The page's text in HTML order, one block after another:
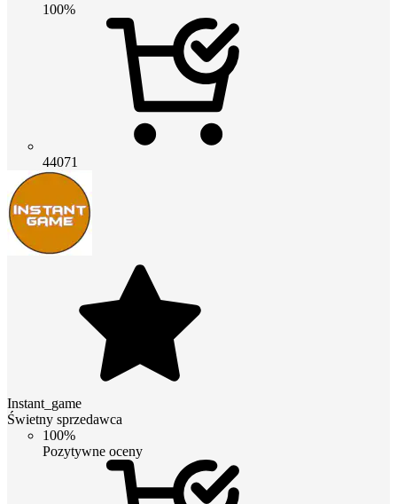
100%
44071
Instant_game
Świetny sprzedawca
100%
Pozytywne oceny